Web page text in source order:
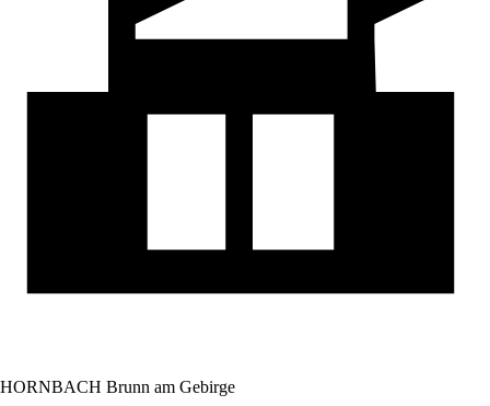
HORNBACH Brunn am Gebirge